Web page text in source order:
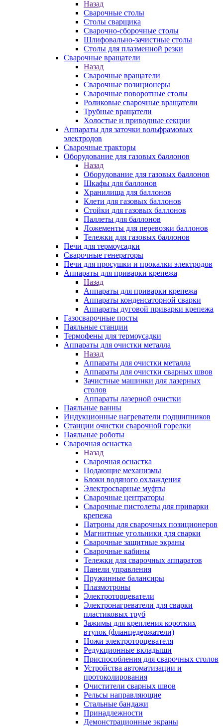
Назад
Сварочные столы
Столы сварщика
Сварочно-сборочные столы
Шлифовально-зачистные столы
Столы для плазменной резки
Сварочные вращатели
Назад
Сварочные вращатели
Сварочные позиционеры
Сварочные поворотные столы
Роликовые сварочные вращатели
Трубные вращатели
Холостые и приводные секции
Аппараты для заточки вольфрамовых
электродов
Сварочные тракторы
Оборудование для газовых баллонов
Назад
Оборудование для газовых баллонов
Шкафы для баллонов
Хранилища для баллонов
Клети для газовых баллонов
Стойки для газовых баллонов
Паллеты для баллонов
Ложементы для перевозки баллонов
Тележки для газовых баллонов
Печи для термоусадки
Сварочные генераторы
Печи для просушки и прокалки электродов
Аппараты для приварки крепежа
Назад
Аппараты для приварки крепежа
Аппараты конденсаторной сварки
Аппараты дуговой приварки крепежа
Газосварочные посты
Паяльные станции
Термофены для термоусадки
Аппараты для очистки металла
Назад
Аппараты для очистки металла
Аппараты для очистки сварных швов
Зачистные машинки для лазерных
столов
Аппараты лазерной очистки
Паяльные ванны
Индукционные нагреватели подшипников
Станции очистки сварочной горелки
Паяльные роботы
Сварочная оснастка
Назад
Сварочная оснастка
Подающие механизмы
Блоки водяного охлаждения
Электросварные муфты
Сварочные центраторы
Сварочные пистолеты для приварки
крепежа
Патроны для сварочных позиционеров
Магнитные угольники для сварки
Сварочные защитные экраны
Сварочные кабины
Тележки для сварочных аппаратов
Панели управления
Пружинные балансиры
Плазмотроны
Электроторцеватели
Электронагреватели для сварки
пластиковых труб
Зажимы для крепления коротких
втулок (фланцедержатели)
Ножи электроторцевателя
Редукционные вкладыши
Приспособления для сварочных столов
Устройства автоматизации и
протоколирования
Очистители сварных швов
Рельсы направляющие
Стальные бандажи
Принадлежности
Демонстрационные экраны